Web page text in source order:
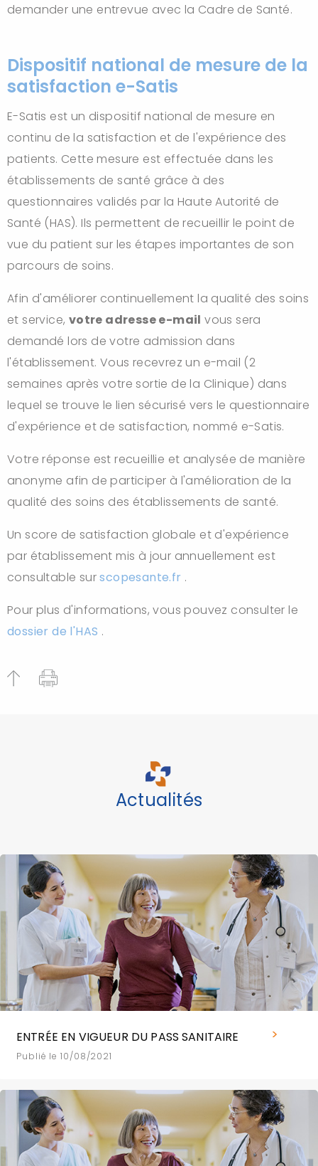
demander une entrevue avec la Cadre de Santé.
Dispositif national de mesure de la
satisfaction e-Satis
E-Satis est un dispositif national de mesure en
continu de la satisfaction et de l'expérience des
patients. Cette mesure est effectuée dans les
établissements de santé grâce à des
questionnaires validés par la Haute Autorité de
Santé (HAS). Ils permettent de recueillir le point de
vue du patient sur les étapes importantes de son
parcours de soins.
Afin d'améliorer continuellement la qualité des soins
et service, votre adresse e-mail vous sera
demandé lors de votre admission dans
l'établissement. Vous recevrez un e-mail (2
semaines après votre sortie de la Clinique) dans
lequel se trouve le lien sécurisé vers le questionnaire
d'expérience et de satisfaction, nommé e-Satis.
Votre réponse est recueillie et analysée de manière
anonyme afin de participer à l'amélioration de la
qualité des soins des établissements de santé.
Un score de satisfaction globale et d'expérience
par établissement mis à jour annuellement est
consultable surscopesante.fr .
Pour plus d'informations, vous pouvez consulter le
dossier de l'HAS .
Actualités
ENTRÉE EN VIGUEUR DU PASS SANITAIRE
Publié le 10/08/2021